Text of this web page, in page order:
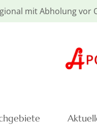
mit Abholung vor